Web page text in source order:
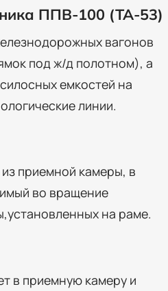
ППВ-100 (ТА-53)
вагонов
под ж/д полотном), а
емкостей на
линии.
приемной камеры, в
во вращение
на раме.
в приемную камеру и